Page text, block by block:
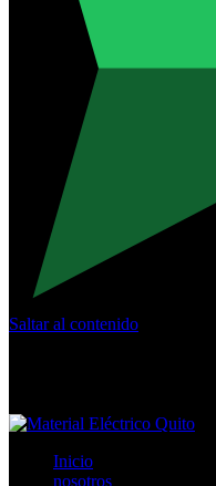
Saltar al contenido
Inicio
nosotros